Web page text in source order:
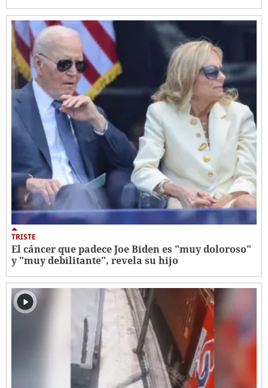
TRISTE
El cáncer que padece Joe Biden es "muy doloroso"
y "muy debilitante", revela su hijo